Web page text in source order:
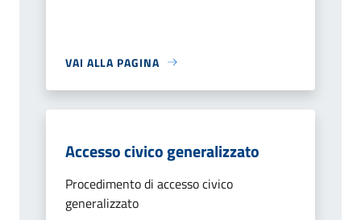
VAI ALLA PAGINA
Accesso civico generalizzato
Procedimento di accesso civico
generalizzato